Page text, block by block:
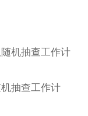
机抽查工作计
抽查工作计